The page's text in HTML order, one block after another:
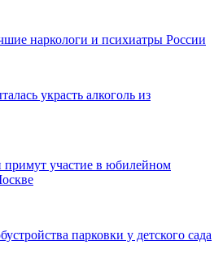
наркологи и психиатры России
украсть алкоголь из
примут участие в юбилейном
парковки у детского сада